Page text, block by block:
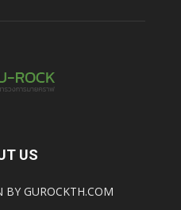
US
BY GUROCKTH.COM